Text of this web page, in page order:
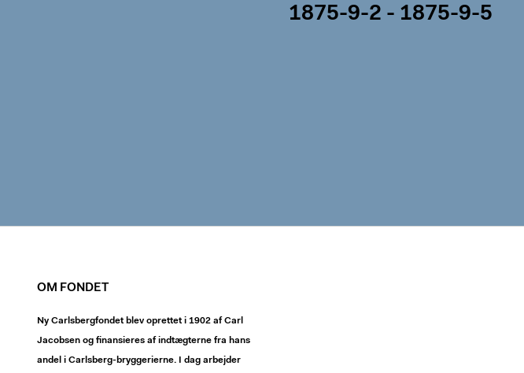
1875-9-2 - 1875-9-5
OM FONDET
Ny Carlsbergfondet blev oprettet i 1902 af Carl
Jacobsen og finansieres af indtægterne fra hans
andel i Carlsberg-bryggerierne. I dag arbejder